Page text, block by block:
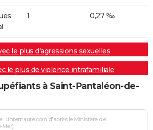
1 0,27 ‰
le plus d'agressions sexuelles
le plus de violence intrafamiliale
à Saint-Pantaléon-de-
: Linternaute.com d'après le Ministère de
Mer)